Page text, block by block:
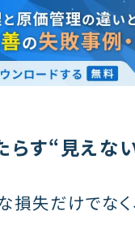
らす“見えな
損失だけでな